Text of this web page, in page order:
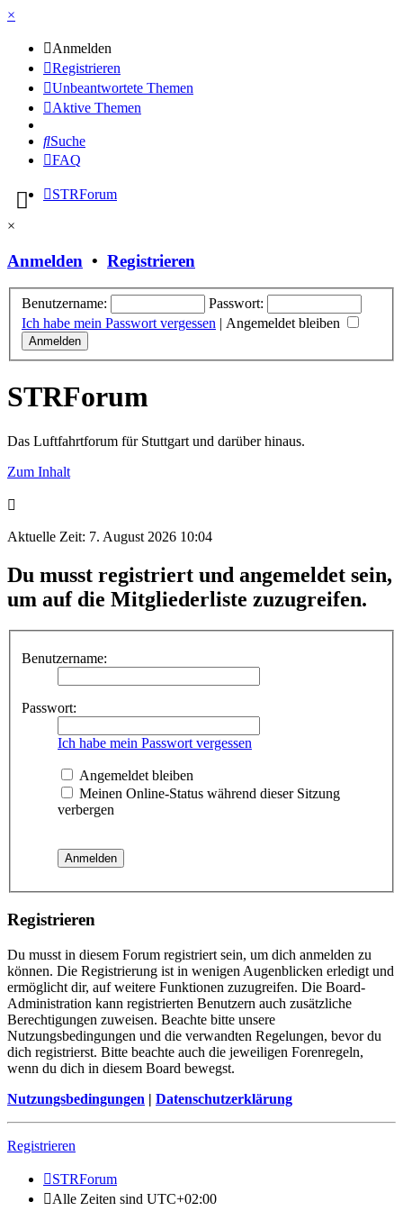
×
Anmelden
Registrieren
Unbeantwortete Themen
Aktive Themen
Suche
FAQ
STRForum
×
Anmelden • Registrieren
Benutzername:
Passwort:
Ich habe mein Passwort vergessen | Angemeldet bleiben
STRForum
Das Luftfahrtforum für Stuttgart und darüber hinaus.
Zum Inhalt
Aktuelle Zeit: 7. August 2026 10:04
Du musst registriert und angemeldet sein,
um auf die Mitgliederliste zuzugreifen.
Benutzername:
Passwort:
Ich habe mein Passwort vergessen
Angemeldet bleiben
Meinen Online-Status während dieser Sitzung
verbergen
Registrieren
Du musst in diesem Forum registriert sein, um dich anmelden zu
können. Die Registrierung ist in wenigen Augenblicken erledigt und
ermöglicht dir, auf weitere Funktionen zuzugreifen. Die Board-
Administration kann registrierten Benutzern auch zusätzliche
Berechtigungen zuweisen. Beachte bitte unsere
Nutzungsbedingungen und die verwandten Regelungen, bevor du
dich registrierst. Bitte beachte auch die jeweiligen Forenregeln,
wenn du dich in diesem Board bewegst.
Nutzungsbedingungen | Datenschutzerklärung
Registrieren
STRForum
Alle Zeiten sind UTC+02:00